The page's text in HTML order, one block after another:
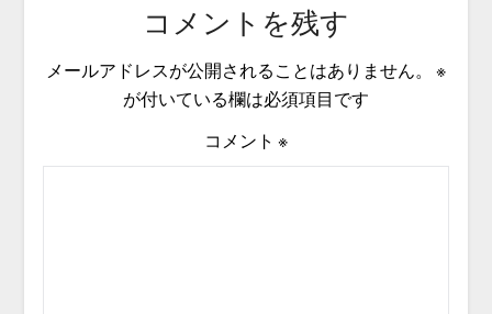
コメントを残す
メールアドレスが公開されることはありません。
※
が付いている欄は必須項目です
コメント ※